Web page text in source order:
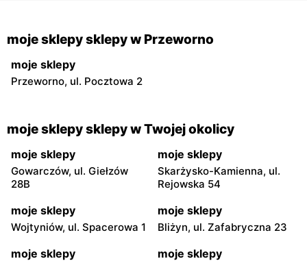
moje sklepy sklepy w Przeworno
moje sklepy
Przeworno, ul. Pocztowa 2
moje sklepy sklepy w Twojej okolicy
moje sklepy
Gowarczów, ul. Giełzów
28B
moje sklepy
Skarżysko-Kamienna, ul.
Rejowska 54
moje sklepy
Wojtyniów, ul. Spacerowa 1
moje sklepy
Bliżyn, ul. Zafabryczna 23
moje sklepy moje sklepy